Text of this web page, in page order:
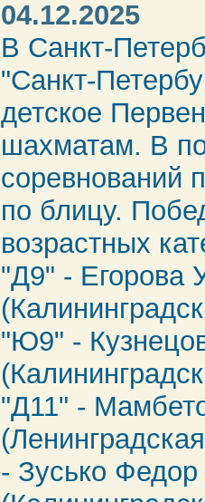
04.12.2025
В Санкт-
"Санкт-
детское
шахматам. В
соревнований
по блицу.
возрастных
"Д9" - Егорова
"Ю9" -
"Д11" -
- Зусько Федор